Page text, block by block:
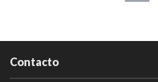
Contacto